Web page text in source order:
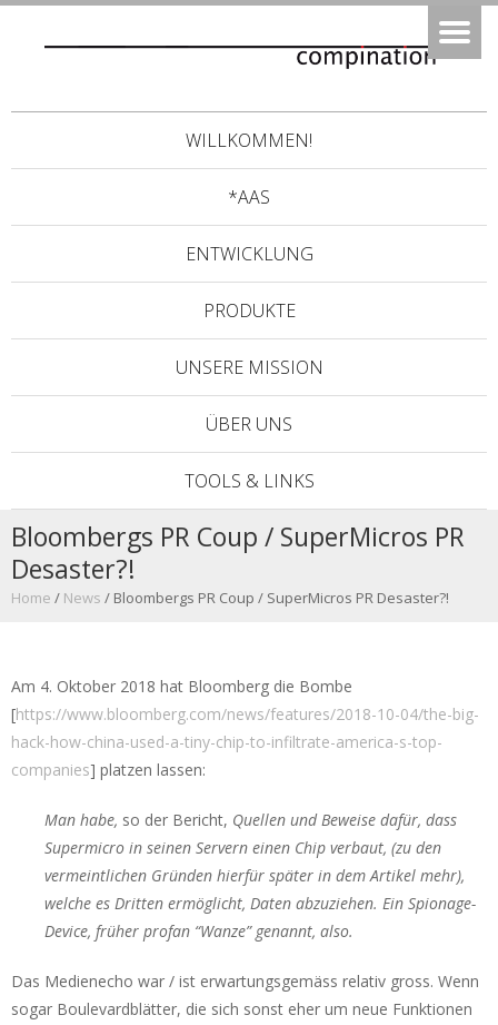
WILLKOMMEN!
*AAS
ENTWICKLUNG
PRODUKTE
UNSERE MISSION
ÜBER UNS
TOOLS & LINKS
Bloombergs PR Coup / SuperMicros PR
Desaster?!
Home / News / Bloombergs PR Coup / SuperMicros PR Desaster?!
Am 4. Oktober 2018 hat Bloomberg die Bombe
[https://www.bloomberg.com/news/features/2018-10-04/the-big-
hack-how-china-used-a-tiny-chip-to-infiltrate-america-s-top-
companies] platzen lassen:
Man habe, so der Bericht, Quellen und Beweise dafür, dass
Supermicro in seinen Servern einen Chip verbaut, (zu den
vermeintlichen Gründen hierfür später in dem Artikel mehr),
welche es Dritten ermöglicht, Daten abzuziehen. Ein Spionage-
Device, früher profan “Wanze” genannt, also.
Das Medienecho war / ist erwartungsgemäss relativ gross. Wenn
sogar Boulevardblätter, die sich sonst eher um neue Funktionen